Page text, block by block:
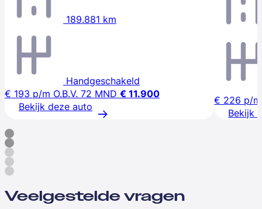
189.881 km
Handgeschakeld
€ 193 p/m O.B.V. 72 MND € 11.900
Bekijk deze auto
€ 226 p/m
Bekijk
Veelgestelde vragen